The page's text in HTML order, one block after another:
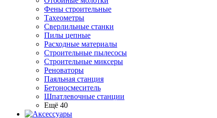
Фены строительные
Тахеометры
Сверлильные станки
Пилы цепные
Расходные материалы
Строительные пылесосы
Строительные миксеры
Реноваторы
Паяльная станция
Бетоносмеситель
Шпатлевочные станции
Ещё 40